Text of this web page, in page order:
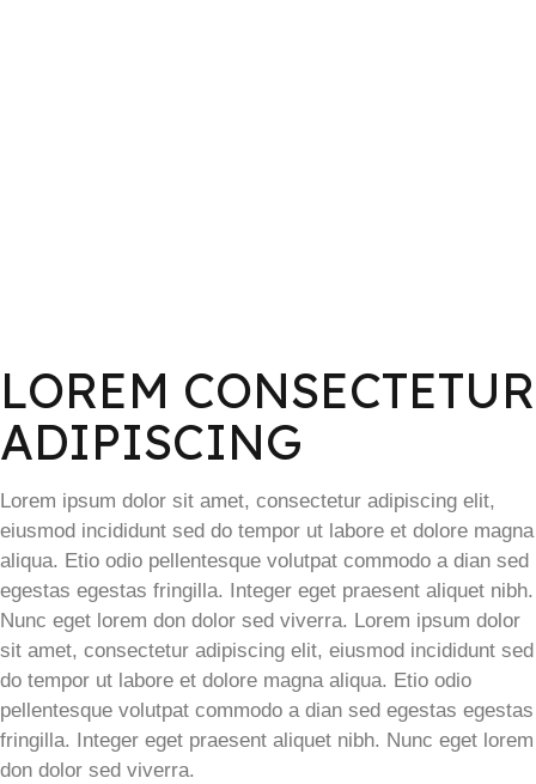
LOREM CONSECTETUR
ADIPISCING
Lorem ipsum dolor sit amet, consectetur adipiscing elit,
eiusmod incididunt sed do tempor ut labore et dolore magna
aliqua. Etio odio pellentesque volutpat commodo a dian sed
egestas egestas fringilla. Integer eget praesent aliquet nibh.
Nunc eget lorem don dolor sed viverra. Lorem ipsum dolor
sit amet, consectetur adipiscing elit, eiusmod incididunt sed
do tempor ut labore et dolore magna aliqua. Etio odio
pellentesque volutpat commodo a dian sed egestas egestas
fringilla. Integer eget praesent aliquet nibh. Nunc eget lorem
don dolor sed viverra.